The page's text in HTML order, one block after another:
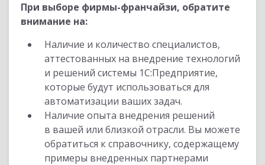
При выборе фирмы-франчайзи, обратите
внимание на:
Наличие и количество специалистов,
аттестованных на внедрение технологий
и решений системы 1С:Предприятие,
которые будут использоваться для
автоматизации ваших задач.
Наличие опыта внедрения решений
в вашей или близкой отрасли. Вы можете
обратиться к справочнику, содержащему
примеры внедренных партнерами